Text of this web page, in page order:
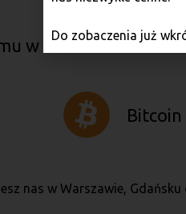
w wielu miastach w
Bitcoin
nas w Warszawie,
Do zobaczenia już